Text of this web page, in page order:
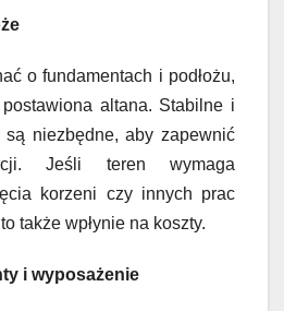
o fundamentach i podłożu,
altana. Stabilne i
są niezbędne, aby zapewnić
Jeśli teren wymaga
korzeni czy innych prac
także wpłynie na koszty.
i wyposażenie